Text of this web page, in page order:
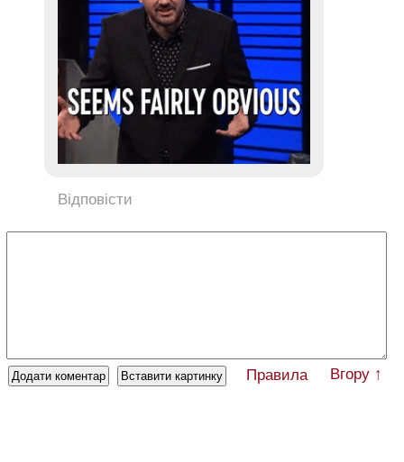
Відповісти
Правила Вгору ↑